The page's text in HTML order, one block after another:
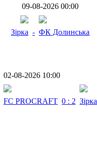
09-08-2026 00:00
Зірка - ФК Долинська
02-08-2026 10:00
FC PROCRAFT 0 : 2 Зірка